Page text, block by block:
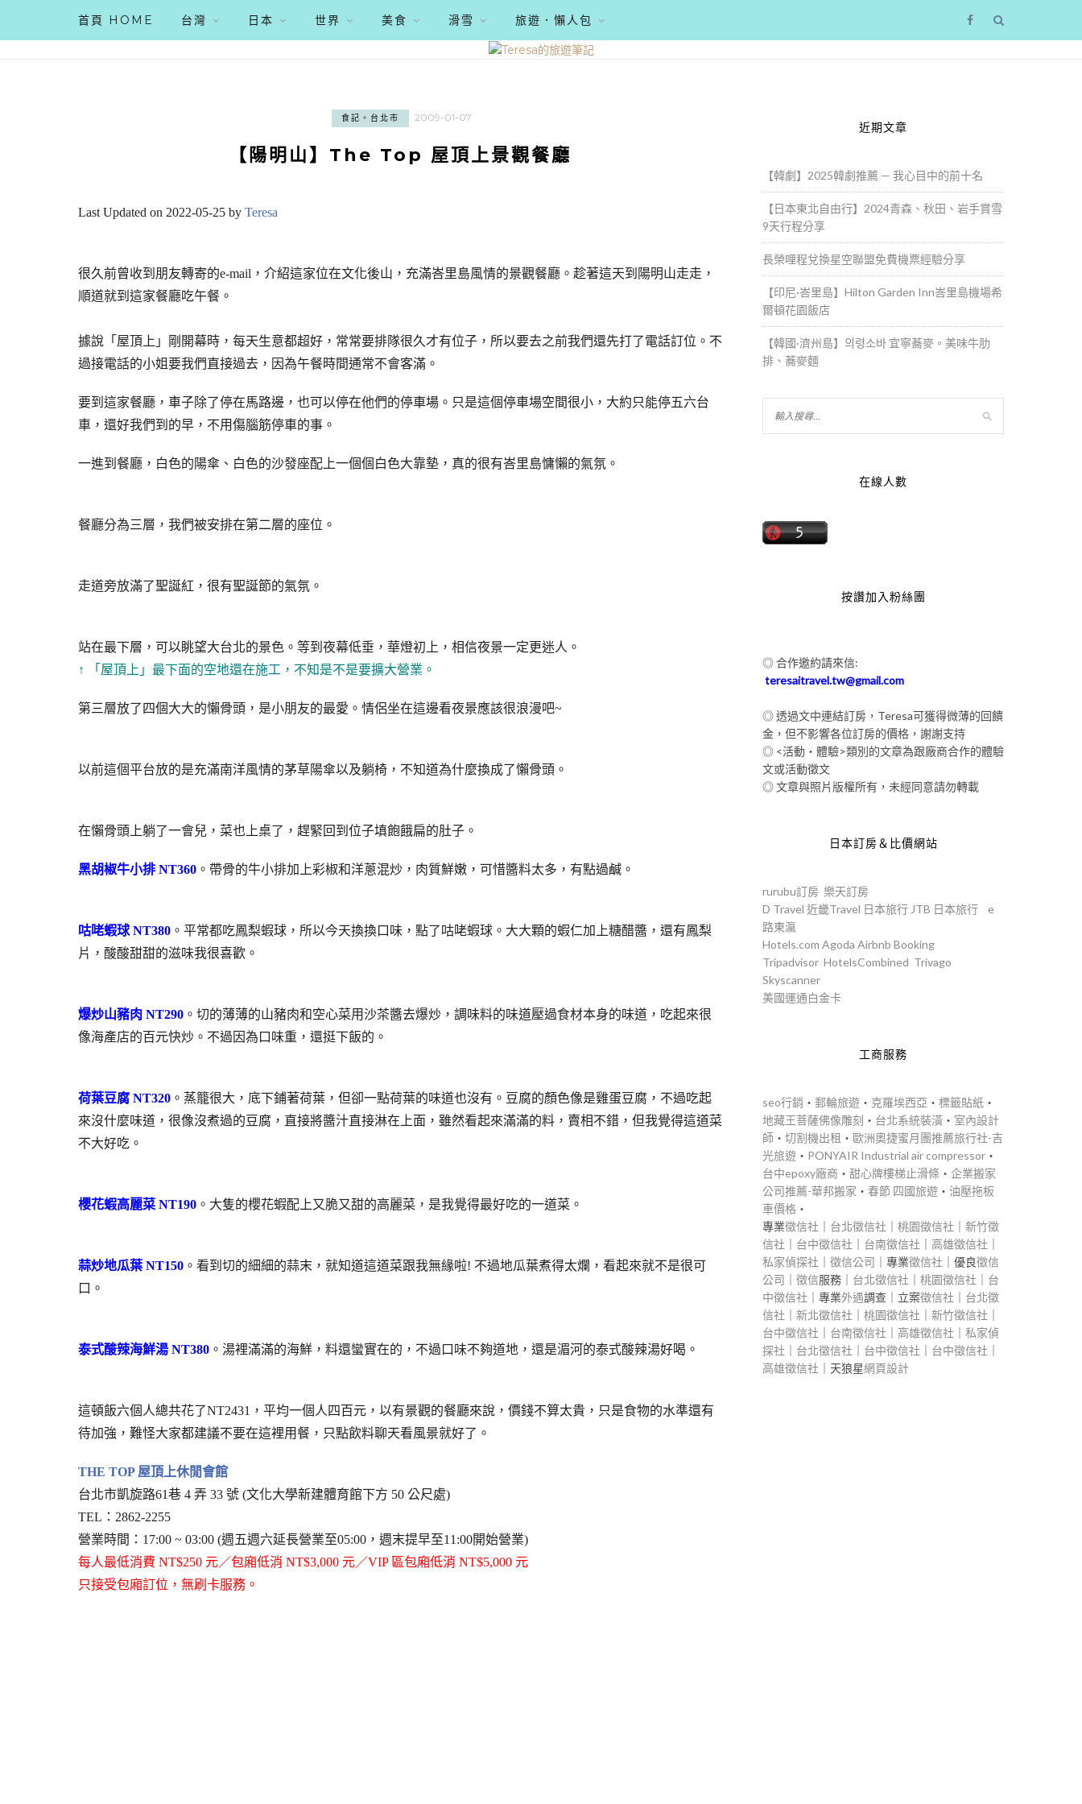
首頁 HOME 台灣 日本 世界 美食 滑雪 旅遊．懶人包
食記。台北市 2009-01-07
【陽明山】The Top 屋頂上景觀餐廳
Last Updated on 2022-05-25 by Teresa
很久前曾收到朋友轉寄的e-mail，介紹這家位在文化後山，充滿峇里島風情的景觀餐廳。趁著這天到陽明山走走，
順道就到這家餐廳吃午餐。
據說「屋頂上」剛開幕時，每天生意都超好，常常要排隊很久才有位子，所以要去之前我們還先打了電話訂位。不
過接電話的小姐要我們直接過去，因為午餐時間通常不會客滿。
要到這家餐廳，車子除了停在馬路邊，也可以停在他們的停車場。只是這個停車場空間很小，大約只能停五六台
車，還好我們到的早，不用傷腦筋停車的事。
一進到餐廳，白色的陽傘、白色的沙發座配上一個個白色大靠墊，真的很有峇里島慵懶的氣氛。
餐廳分為三層，我們被安排在第二層的座位。
走道旁放滿了聖誕紅，很有聖誕節的氣氛。
站在最下層，可以眺望大台北的景色。等到夜幕低垂，華燈初上，相信夜景一定更迷人。
↑ 「屋頂上」最下面的空地還在施工，不知是不是要擴大營業。
第三層放了四個大大的懶骨頭，是小朋友的最愛。情侶坐在這邊看夜景應該很浪漫吧~
以前這個平台放的是充滿南洋風情的茅草陽傘以及躺椅，不知道為什麼換成了懶骨頭。
在懶骨頭上躺了一會兒，菜也上桌了，趕緊回到位子填飽餓扁的肚子。
黑胡椒牛小排 NT360 。帶骨的牛小排加上彩椒和洋蔥混炒，肉質鮮嫩，可惜醬料太多，有點過鹹。
咕咾蝦球 NT380 。平常都吃鳳梨蝦球，所以今天換換口味，點了咕咾蝦球。大大顆的蝦仁加上糖醋醬，還有鳳梨
片，酸酸甜甜的滋味我很喜歡。
爆炒山豬肉 NT290 。切的薄薄的山豬肉和空心菜用沙茶醬去爆炒，調味料的味道壓過食材本身的味道，吃起來很
像海產店的百元快炒。不過因為口味重，還挺下飯的。
荷葉豆腐 NT320 。蒸籠很大，底下鋪著荷葉，但卻一點荷葉的味道也沒有。豆腐的顏色像是雞蛋豆腐，不過吃起
來沒什麼味道，很像沒煮過的豆腐，直接將醬汁直接淋在上面，雖然看起來滿滿的料，賣相不錯，但我覺得這道菜
不大好吃。
櫻花蝦高麗菜 NT190 。大隻的櫻花蝦配上又脆又甜的高麗菜，是我覺得最好吃的一道菜。
蒜炒地瓜葉 NT150 。看到切的細細的蒜末，就知道這道菜跟我無緣啦! 不過地瓜葉煮得太爛，看起來就不是很可
口。
泰式酸辣海鮮湯 NT380 。湯裡滿滿的海鮮，料還蠻實在的，不過口味不夠道地，還是湄河的泰式酸辣湯好喝。
這頓飯六個人總共花了NT2431，平均一個人四百元，以有景觀的餐廳來說，價錢不算太貴，只是食物的水準還有
待加強，難怪大家都建議不要在這裡用餐，只點飲料聊天看風景就好了。
THE TOP 屋頂上休閒會館
台北市凱旋路61巷 4 弄 33 號 (文化大學新建體育館下方 50 公尺處)
TEL：2862-2255
營業時間：17:00 ~ 03:00 (週五週六延長營業至05:00，週末提早至11:00開始營業)
每人最低消費 NT$250 元／包廂低消 NT$3,000 元／VIP 區包廂低消 NT$5,000 元
只接受包廂訂位，無刷卡服務。
近期文章
【韓劇】2025韓劇推薦 — 我心目中的前十名
【日本東北自由行】2024青森、秋田、岩手賞雪
9天行程分享
長榮哩程兌換星空聯盟免費機票經驗分享
【印尼·峇里島】Hilton Garden Inn峇里島機場希
爾頓花園飯店
【韓國·濟州島】의령소바 宜寧蕎麥。美味牛肋
排、蕎麥麵
在線人數
按讚加入粉絲團
◎ 合作邀約請來信:
teresaitravel.tw@gmail.com
◎ 透過文中連結訂房，Teresa可獲得微薄的回饋
金，但不影響各位訂房的價格，謝謝支持
◎ <活動‧體驗>類別的文章為跟廠商合作的體驗
文或活動徵文
◎ 文章與照片版權所有，未經同意請勿轉載
日本訂房＆比價網站
rurubu訂房 樂天訂房
D Travel 近畿Travel 日本旅行 JTB 日本旅行
e
路東瀛
Hotels.com Agoda Airbnb Booking
Tripadvisor HotelsCombined Trivago
Skyscanner
美國運通白金卡
工商服務
seo行銷 ‧ 郵輪旅遊 ‧ 克羅埃西亞 ‧ 標籤貼紙 ‧
地藏王菩薩佛像雕刻 ‧ 台北系統裝潢 ‧ 室內設計
師 ‧ 切割機出租 ‧ 歐洲奧捷蜜月團推薦旅行社-吉
光旅遊 ‧ PONYAIR Industrial air compressor ‧
台中epoxy廠商 ‧ 甜心牌樓梯止滑條 ‧ 企業搬家
公司推薦-華邦搬家 ‧ 春節 四國旅遊 ‧ 油壓拖板
車價格 ‧
專業徵信社 台北徵信社 桃園徵信社
新竹徵
信社
台中徵信社 台南徵信社 高雄徵信社
私家偵探社
徵信公司 ｜專業徵信社 ｜優良徵信
公司
徵信服務｜ 台北徵信社 桃園徵信社
台
中徵信社 ｜專業外遇調查｜立案徵信社
台北徵
信社
新北徵信社 桃園徵信社 新竹徵信社
台中徵信社
台南徵信社 高雄徵信社
私家偵
探社
台北徵信社 台中徵信社 台中徵信社
高雄徵信社 ｜天狼星網頁設計